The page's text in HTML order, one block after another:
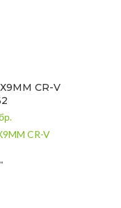
CR-V
CR-V